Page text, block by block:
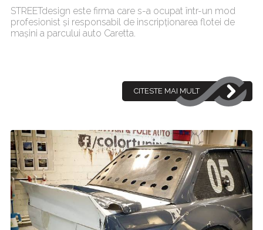
STREETdesign este firma care s-a ocupat într-un mod
profesionist și responsabil de inscripționarea flotei de
mașini a parcului auto Caretta.
CITESTE MAI MULT